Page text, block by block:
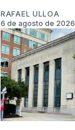
RAFAEL ULLOA
6 de agosto de 2026